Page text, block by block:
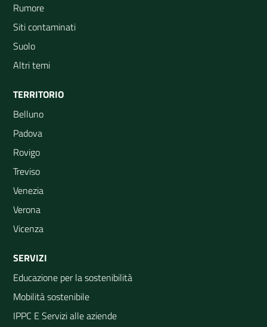
Rumore
Siti contaminati
Suolo
Altri temi
TERRITORIO
Belluno
Padova
Rovigo
Treviso
Venezia
Verona
Vicenza
SERVIZI
Educazione per la sostenibilità
Mobilità sostenibile
IPPC E Servizi alle aziende